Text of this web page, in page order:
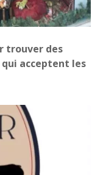
trouver des
acceptent les